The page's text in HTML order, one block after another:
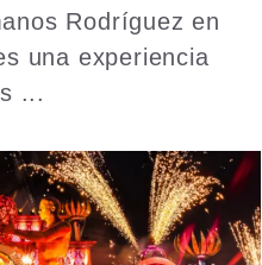
Rodríguez en
una experiencia
...